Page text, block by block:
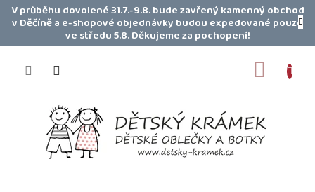
PřejítV průběhu dovolené 31.7.-9.8. bude zavřený kamenný obchod
v Děčíně a e-shopové objednávky budou expedované pouze
ve středu 5.8. Děkujeme za pochopení!